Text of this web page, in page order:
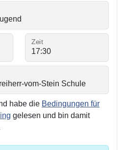
Zeit
habe die Bedingungen für
gelesen und bin damit